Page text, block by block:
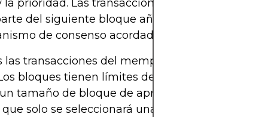
la prioridad. Las transacciones seleccionadas
del siguiente bloque añadido a la cadena
de consenso acordado.
las transacciones del mempool llegan al
bloques tienen límites de tamaño (p. ej.,
tamaño de bloque de aproximadamente 1
solo se seleccionará una parte del mempool,